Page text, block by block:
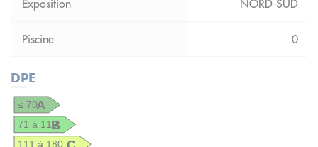
NORD-SUD
0
DPE
A
≤ 70
B
71 à 110
111 à 180